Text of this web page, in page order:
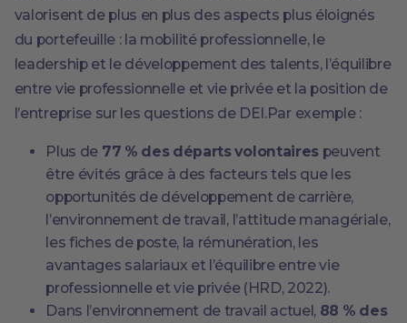
valorisent de plus en plus des aspects plus éloignés
du portefeuille : la mobilité professionnelle, le
leadership et le développement des talents, l’équilibre
entre vie professionnelle et vie privée et la position de
l’entreprise sur les questions de DEI.Par exemple :
Plus de 77 % des départs volontaires peuvent
être évités grâce à des facteurs tels que les
opportunités de développement de carrière,
l’environnement de travail, l’attitude managériale,
les fiches de poste, la rémunération, les
avantages salariaux et l’équilibre entre vie
professionnelle et vie privée (HRD, 2022).
Dans l’environnement de travail actuel, 88 % des